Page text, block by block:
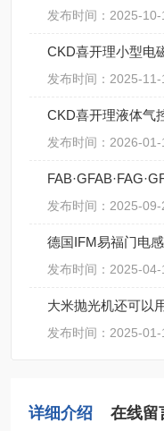
发布时间：2025-10-
CKD喜开理小型电
发布时间：2025-11-
CKD喜开理液体气
发布时间：2026-01-
发布时间：2025-09-
德国IFM易福门电
发布时间：2025-04-
大米抛光机还可以
发布时间：2025-01-
详细介绍 在线留